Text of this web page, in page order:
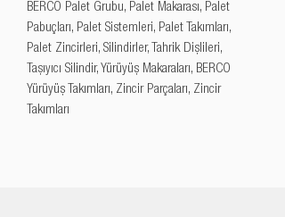
BERCO Palet Grubu, Palet Makarası, Palet
Pabuçları, Palet Sistemleri, Palet Takımları,
Palet Zincirleri, Silindirler, Tahrik Dişlileri,
Taşıyıcı Silindir, Yürüyüş Makaraları, BERCO
Yürüyüş Takımları, Zincir Parçaları, Zincir
Takımları